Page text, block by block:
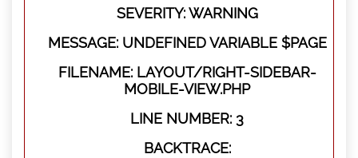
SEVERITY: WARNING
MESSAGE: UNDEFINED VARIABLE $PAGE
FILENAME: LAYOUT/RIGHT-SIDEBAR-
MOBILE-VIEW.PHP
LINE NUMBER: 3
BACKTRACE: